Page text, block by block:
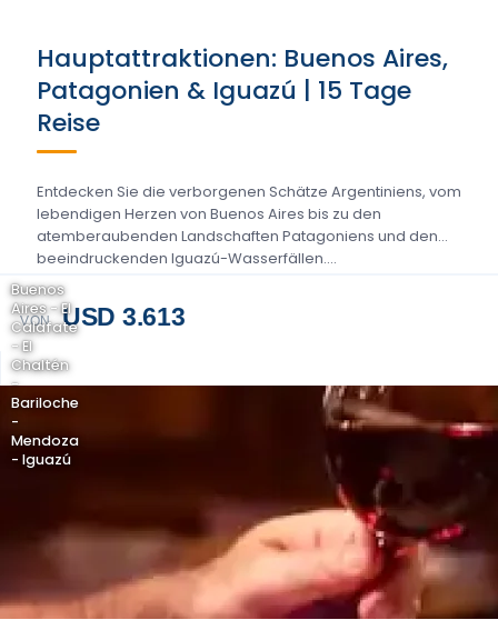
Hauptattraktionen: Buenos Aires,
Patagonien & Iguazú | 15 Tage
Reise
Entdecken Sie die verborgenen Schätze Argentiniens, vom
lebendigen Herzen von Buenos Aires bis zu den
atemberaubenden Landschaften Patagoniens und den
beeindruckenden Iguazú-Wasserfällen....
VON USD 3.613
Buenos
Aires - El
Calafate
- El
Chaltén
-
Bariloche
-
Mendoza
- Iguazú